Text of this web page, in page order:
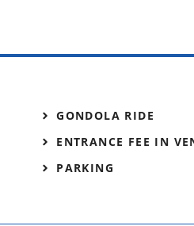
GONDOLA RIDE
ENTRANCE FEE IN
PARKING